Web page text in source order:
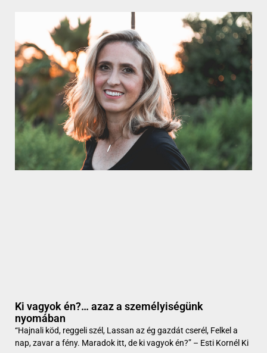
Ki vagyok én?… azaz a személyiségünk
nyomában
“Hajnali köd, reggeli szél, Lassan az ég gazdát cserél, Felkel a
nap, zavar a fény. Maradok itt, de ki vagyok én?” – Esti Kornél Ki